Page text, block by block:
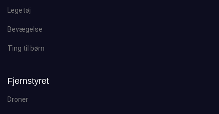
Legetøj
Bevægelse
Ting til børn
Fjernstyret
Droner